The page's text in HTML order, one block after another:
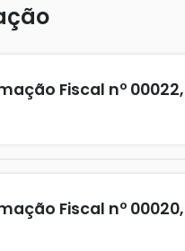
Fiscal nº
Fiscal nº